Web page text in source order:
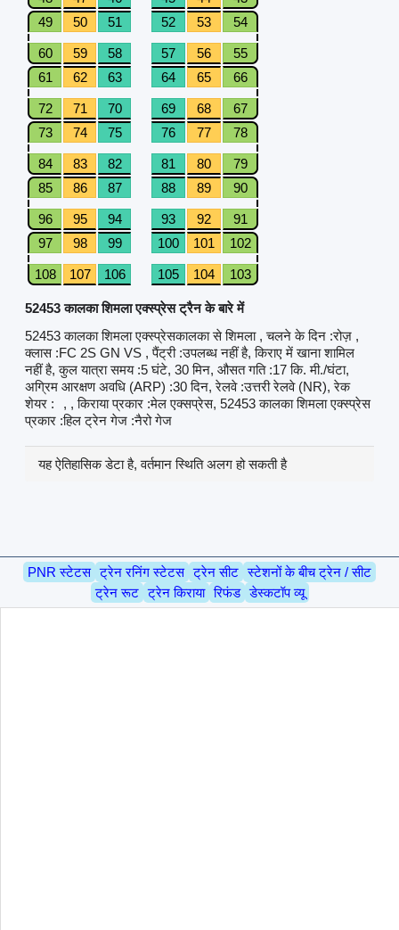
49
50 51 52 53 54
60 59 58 57 56
55
61
62 63 64 65 66
72 71 70 69 68
67
73
74 75 76 77 78
84 83 82 81 80
79
85
86 87 88 89 90
96 95 94 93 92
91
97
98 99 100 101 102
108 107 106 105 104 103
52453 कालका शिमला एक्स्प्रेस ट्रैन के बारे में
52453 कालका शिमला एक्स्प्रेसकालका से शिमला , चलने के दिन :रोज़ ,
क्लास :FC 2S GN VS , पैंट्री :उपलब्ध नहीं है, किराए में खाना शामिल
नहीं है, कुल यात्रा समय :5 घंटे, 30 मिन, औसत गति :17 कि. मी./घंटा,
अग्रिम आरक्षण अवधि (ARP) :30 दिन, रेलवे :उत्तरी रेलवे (NR), रेक
शेयर :
, , किराया प्रकार :मेल एक्सप्रेस, 52453 कालका शिमला एक्स्प्रेस
प्रकार :हिल ट्रेन गेज :नैरो गेज
यह ऐतिहासिक डेटा है, वर्तमान स्थिति अलग हो सकती है
PNR स्टेटस ट्रेन रनिंग स्टेटस ट्रेन सीट स्टेशनों के बीच ट्रेन / सीट
ट्रेन रूट ट्रेन किराया रिफंड डेस्कटॉप व्यू